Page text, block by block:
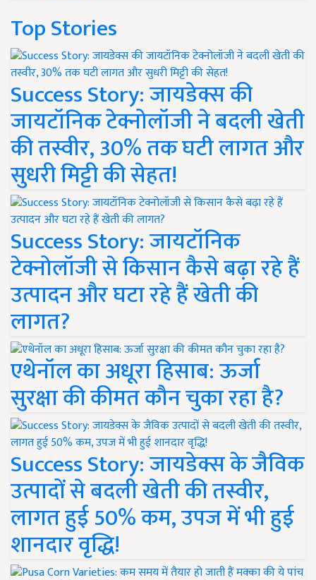
Top Stories
Success Story: जायडेक्स की
जायटॉनिक टेक्नोलॉजी ने बदली खेती
की तस्वीर, 30% तक घटी लागत और
सुधरी मिट्टी की सेहत!
Success Story: जायटॉनिक
टेक्नोलॉजी से किसान कैसे बढ़ा रहे हैं
उत्पादन और घटा रहे हैं खेती की
लागत?
एथेनॉल का अधूरा हिसाब: ऊर्जा
सुरक्षा की कीमत कौन चुका रहा है?
Success Story: जायडेक्स के जैविक
उत्पादों से बदली खेती की तस्वीर,
लागत हुई 50% कम, उपज में भी हुई
शानदार वृद्धि!